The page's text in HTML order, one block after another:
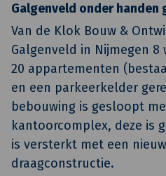
Galgenveld onder handen
Van de Klok Bouw &
Galgenveld in Nijmegen
20 appartementen
en een parkeerkelder
bebouwing is gesloopt
kantoorcomplex, deze is
is versterkt met een
draagconstructie.